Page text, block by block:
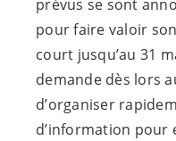
prévus se sont
pour faire valoir
court jusqu’au 31
demande dès lors
d’organiser
d’information pour